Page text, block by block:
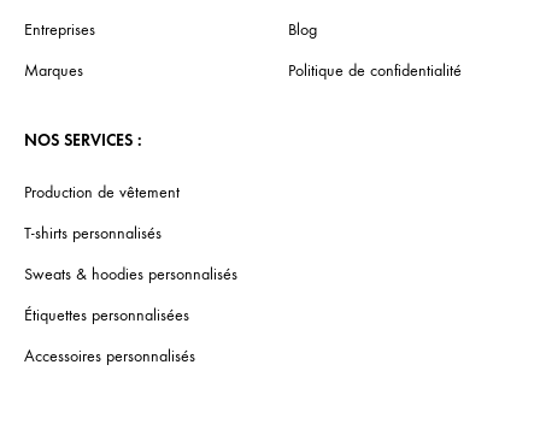
Entreprises
Marques
NOS SERVICES :
Production de vêtement
T-shirts personnalisés
Sweats & hoodies personnalisés
Étiquettes personnalisées
Accessoires personnalisés
Blog
Politique de confidentialité